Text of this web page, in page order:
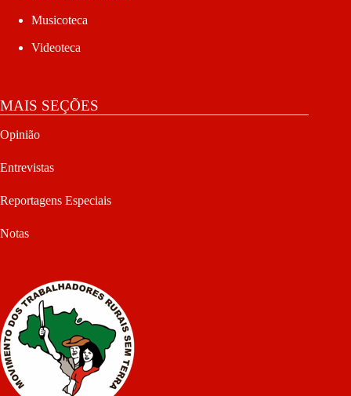
Musicoteca
Videoteca
MAIS SEÇÕES
Opinião
Entrevistas
Reportagens Especiais
Notas